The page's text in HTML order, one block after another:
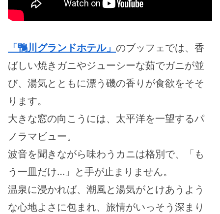
「鴨川グランドホテル」 のブッフェでは、香
ばしい焼きガニやジューシーな茹でガニが並
び、湯気とともに漂う磯の香りが食欲をそそ
ります。
大きな窓の向こうには、太平洋を一望するパ
ノラマビュー。
波音を聞きながら味わうカニは格別で、「も
う一皿だけ…」と手が止まりません。
温泉に浸かれば、潮風と湯気がとけあうよう
な心地よさに包まれ、旅情がいっそう深まり